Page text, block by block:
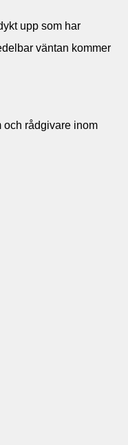
upp som har
väntan kommer
och rådgivare inom